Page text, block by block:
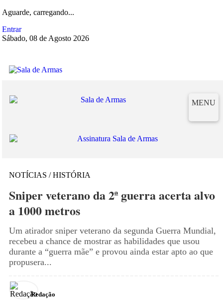
Aguarde, carregando...
Entrar
Sábado, 08 de Agosto 2026
MENU
NOTÍCIAS / HISTÓRIA
Sniper veterano da 2ª guerra acerta alvo
a 1000 metros
Um atirador sniper veterano da segunda Guerra Mundial,
recebeu a chance de mostrar as habilidades que usou
durante a “guerra mãe” e provou ainda estar apto ao que
propusera...
Redação